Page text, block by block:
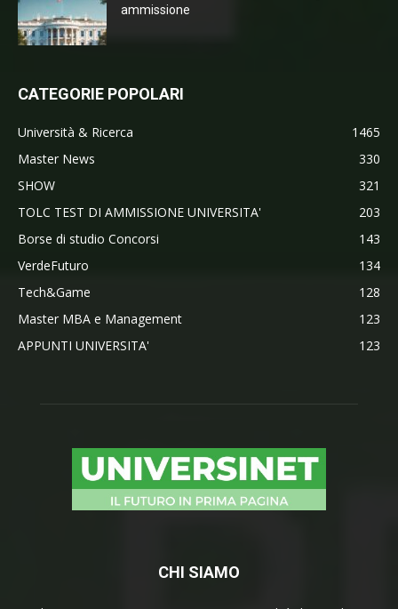
ammissione
CATEGORIE POPOLARI
Università & Ricerca
1465
Master News
330
SHOW
321
TOLC TEST DI AMMISSIONE UNIVERSITA'
203
Borse di studio Concorsi
143
VerdeFuturo
134
Tech&Game
128
Master MBA e Management
123
APPUNTI UNIVERSITA'
123
CHI SIAMO